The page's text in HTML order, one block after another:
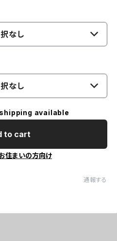
なし
なし
available
to cart
住まいの方向け
通報する